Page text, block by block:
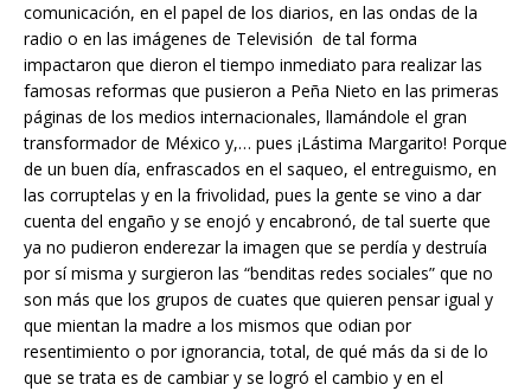
comunicación, en el papel de los diarios, en las ondas de la
radio o en las imágenes de Televisión de tal forma
impactaron que dieron el tiempo inmediato para realizar las
famosas reformas que pusieron a Peña Nieto en las primeras
páginas de los medios internacionales, llamándole el gran
transformador de México y,… pues ¡Lástima Margarito! Porque
de un buen día, enfrascados en el saqueo, el entreguismo, en
las corruptelas y en la frivolidad, pues la gente se vino a dar
cuenta del engaño y se enojó y encabronó, de tal suerte que
ya no pudieron enderezar la imagen que se perdía y destruía
por sí misma y surgieron las “benditas redes sociales” que no
son más que los grupos de cuates que quieren pensar igual y
que mientan la madre a los mismos que odian por
resentimiento o por ignorancia, total, de qué más da si de lo
que se trata es de cambiar y se logró el cambio y en el